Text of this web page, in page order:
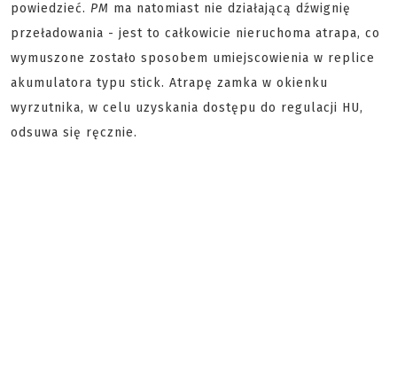
powiedzieć. PM ma natomiast nie działającą dźwignię
przeładowania - jest to całkowicie nieruchoma atrapa, co
wymuszone zostało sposobem umiejscowienia w replice
akumulatora typu stick. Atrapę zamka w okienku
wyrzutnika, w celu uzyskania dostępu do regulacji HU,
odsuwa się ręcznie.